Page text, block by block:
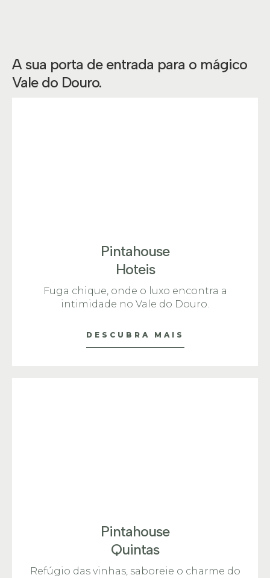
A sua porta de entrada para o mágico
Vale do Douro.
Pintahouse
Hoteis
Fuga chique, onde o luxo encontra a
intimidade no Vale do Douro.
DESCUBRA MAIS
Pintahouse
Quintas
Refúgio das vinhas, saboreie o charme do